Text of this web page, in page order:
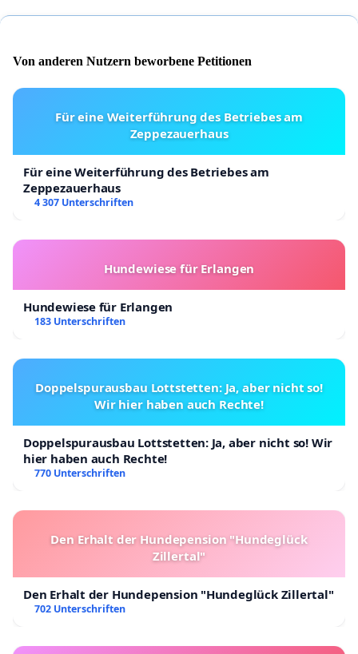
Von anderen Nutzern beworbene Petitionen
Für eine Weiterführung des Betriebes am
Zeppezauerhaus
Für eine Weiterführung des Betriebes am
Zeppezauerhaus
4 307 Unterschriften
Hundewiese für Erlangen
Hundewiese für Erlangen
183 Unterschriften
Doppelspurausbau Lottstetten: Ja, aber nicht so!
Wir hier haben auch Rechte!
Doppelspurausbau Lottstetten: Ja, aber nicht so! Wir
hier haben auch Rechte!
770 Unterschriften
Den Erhalt der Hundepension "Hundeglück
Zillertal"
Den Erhalt der Hundepension "Hundeglück Zillertal"
702 Unterschriften